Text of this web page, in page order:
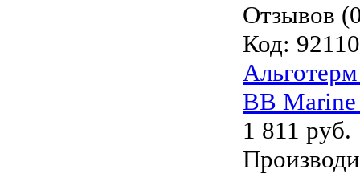
Отзывов
Код:
BB Marine
1 811 руб.